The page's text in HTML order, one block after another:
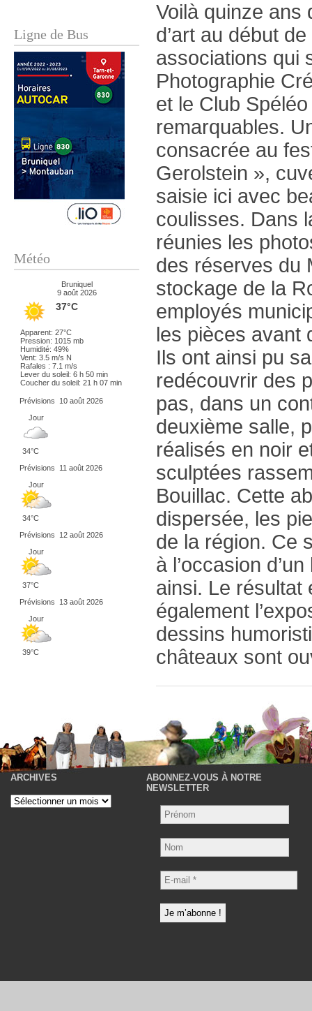
Ligne de Bus
Météo
Bruniquel
9 août 2026
37°C
Apparent: 27°C
Pression: 1015 mb
Humidité: 49%
Vent: 3.5 m/s N
Rafales : 7.1 m/s
Lever du soleil: 6 h 50 min
Coucher du soleil: 21 h 07 min
Prévisions
10 août 2026
Jour
34°C
Prévisions
11 août 2026
Jour
34°C
Prévisions
12 août 2026
Jour
37°C
Prévisions
13 août 2026
Jour
39°C
Voilà quinze ans
d’art au début
associations qui
Photographie
et le Club
remarquables.
consacrée au
Gerolstein »,
saisie ici avec
coulisses. Dans
réunies les
des réserves du
stockage de la
employés
les pièces avant
Ils ont ainsi pu
redécouvrir des
pas, dans un
deuxième salle,
réalisés en noir
sculptées
Bouillac. Cette
dispersée, les
de la région. Ce
à l’occasion
ainsi. Le résultat
également
dessins
châteaux sont
ARCHIVES
Archives
ABONNEZ-VOUS À NOTRE
NEWSLETTER
Nom
E-
mail
*